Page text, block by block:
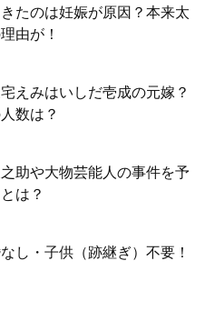
たのは妊娠が原因？本来太
由が！
えみはいしだ壱成の元嫁？
数は？
助や大物芸能人の事件を予
は？
し・子供（跡継ぎ）不要！